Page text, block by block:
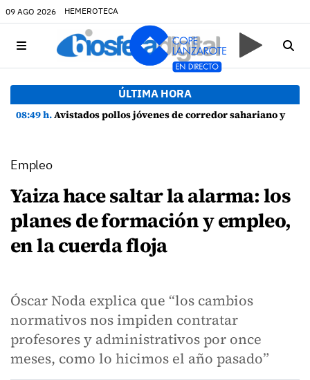
09 AGO 2026 HEMEROTECA
ÚLTIMA HORA
08:49 h.Avistados pollos jóvenes de corredor sahariano y episodios de cortejo de hubara cerca del rally de Lanzarote
Empleo
Yaiza hace saltar la alarma: los
planes de formación y empleo,
en la cuerda floja
Óscar Noda explica que “los cambios
normativos nos impiden contratar
profesores y administrativos por once
meses, como lo hicimos el año pasado”